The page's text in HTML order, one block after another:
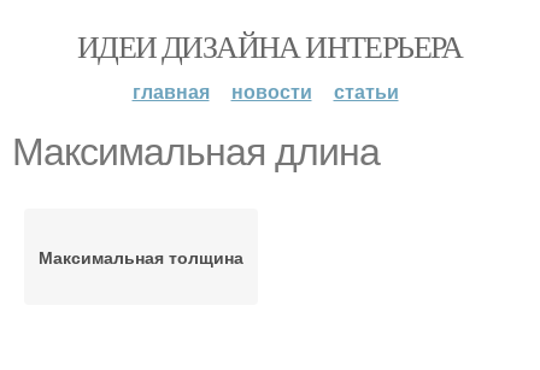
ИДЕИ ДИЗАЙНА ИНТЕРЬЕРА
главная новости статьи
Максимальная длина
Максимальная толщина